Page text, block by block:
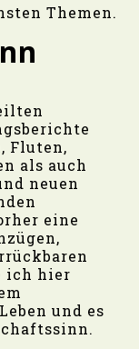
Themen.
Fluten,
als auch
neuen
eine
ich hier
und es